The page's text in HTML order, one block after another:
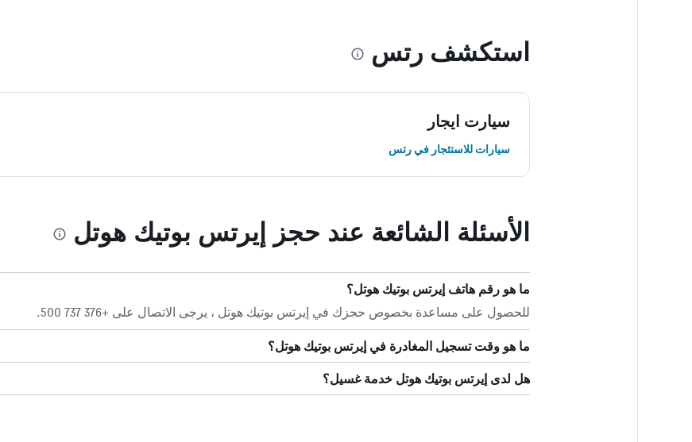
استكشف رتس
سيارت ايجار
سيارات للاستئجار في رتس
الأسئلة الشائعة عند حجز إيرتس بوتيك هوتل
ما هو رقم هاتف إيرتس بوتيك هوتل؟
للحصول على مساعدة بخصوص حجزك في إيرتس بوتيك هوتل ، يرجى الاتصال على +376 737 500.
ما هو وقت تسجيل المغادرة في إيرتس بوتيك هوتل؟
هل لدى إيرتس بوتيك هوتل خدمة غسيل؟